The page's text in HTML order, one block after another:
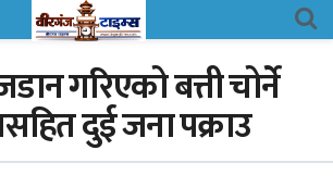
गरिएको बत्ती चोर्ने
दुई जना पक्राउ